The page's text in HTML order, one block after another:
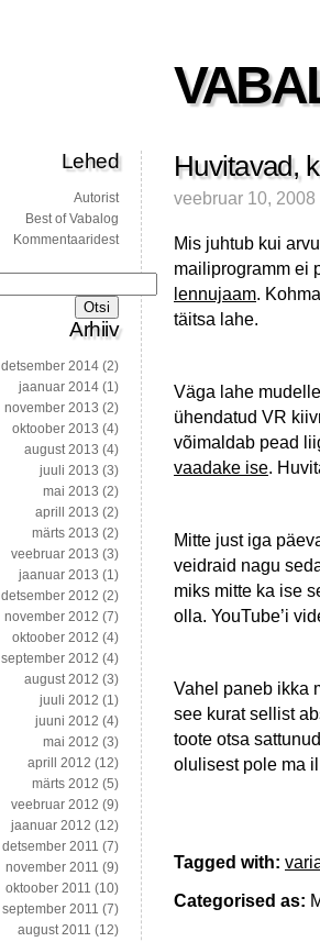
Huvitavad,
veebruar 10, 2008
Mis juhtub kui
mailiprogramm ei
lennujaam.
täitsa lahe.
Väga lahe
ühendatud VR
võimaldab pead
vaadake ise.
Mitte just iga
veidraid nagu
miks mitte ka ise
olla. YouTube’i
Vahel paneb ikka
see kurat sellist
toote otsa
olulisest pole ma
Tagged with:
Categorised as:
Lehed
Autorist
Best of Vabalog
Kommentaaridest
Arhiiv
detsember 2014 (2)
jaanuar 2014 (1)
november 2013 (2)
oktoober 2013 (4)
august 2013 (4)
juuli 2013 (3)
mai 2013 (2)
aprill 2013 (2)
märts 2013 (2)
veebruar 2013 (3)
jaanuar 2013 (1)
detsember 2012 (2)
november 2012 (7)
oktoober 2012 (4)
september 2012 (4)
august 2012 (3)
juuli 2012 (1)
juuni 2012 (4)
mai 2012 (3)
aprill 2012 (12)
märts 2012 (5)
veebruar 2012 (9)
jaanuar 2012 (12)
detsember 2011 (7)
november 2011 (9)
oktoober 2011 (10)
september 2011 (7)
august 2011 (12)